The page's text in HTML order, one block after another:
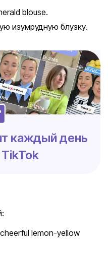
blouse.
изумрудную блузку.
каждый день
lemon-yellow